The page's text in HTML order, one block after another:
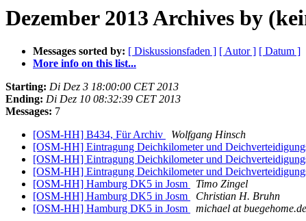
Dezember 2013 Archives by
Messages sorted by: [ Diskussionsfaden ] [ Autor ] [ Datum ]
More info on this list...
Starting: Di Dez 3 18:00:00 CET 2013
Ending: Di Dez 10 08:32:39 CET 2013
Messages: 7
[OSM-HH] B434, Für Archiv
Wolfgang Hinsch
[OSM-HH] Eintragung Deichkilometer und
[OSM-HH] Eintragung Deichkilometer und
[OSM-HH] Eintragung Deichkilometer und
[OSM-HH] Hamburg DK5 in Josm
Timo Zingel
[OSM-HH] Hamburg DK5 in Josm
Christian H. Bruhn
[OSM-HH] Hamburg DK5 in Josm
michael at buegehome.de